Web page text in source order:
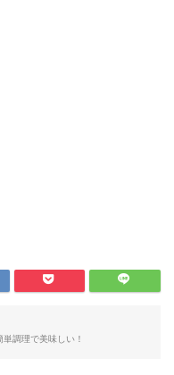
調理で美味しい！